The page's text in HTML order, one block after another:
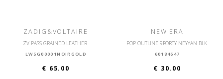
ZADIG&VOLTAIRE
ZV PASS GRAINED LEATHER
LWSG00001NOIRGOLD
€ 65.00
NEW ERA
POP OUTLINE 9FORTY NEYYAN BLK
60184647
€ 30.00